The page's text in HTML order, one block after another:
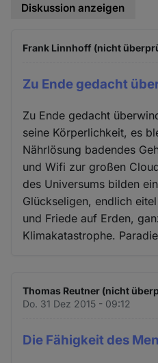
Diskussion anzeigen
Frank Linnhoff (nicht
Zu Ende gedacht
Zu Ende gedacht
seine Körperlichkeit, es
Nährlösung badendes
und Wifi zur großen
des Universums bilden
Glückseligen, endlich
und Friede auf Erden,
Klimakatastrophe.
Thomas Reutner (nicht
Do. 31 Dez 2015 - 09:12
Die Fähigkeit des